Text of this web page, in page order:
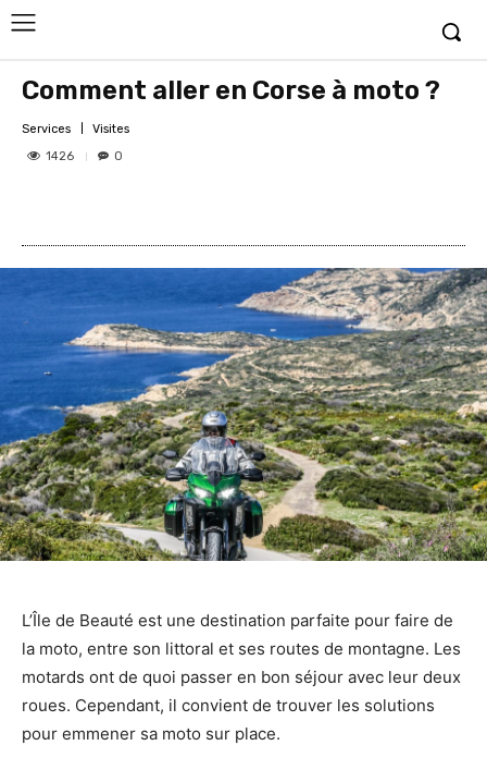
Comment aller en Corse à moto ?
Services
Visites
1426
0
L’Île de Beauté est une destination parfaite pour faire de
la moto, entre son littoral et ses routes de montagne. Les
motards ont de quoi passer en bon séjour avec leur deux
roues. Cependant, il convient de trouver les solutions
pour emmener sa moto sur place.